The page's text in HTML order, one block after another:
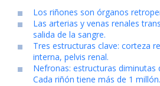
Los riñones son órganos
Las arterias y venas renales
salida de la sangre.
Tres estructuras clave: corteza
interna, pelvis renal.
Nefronas: estructuras diminutas
Cada riñón tiene más de 1 millón.